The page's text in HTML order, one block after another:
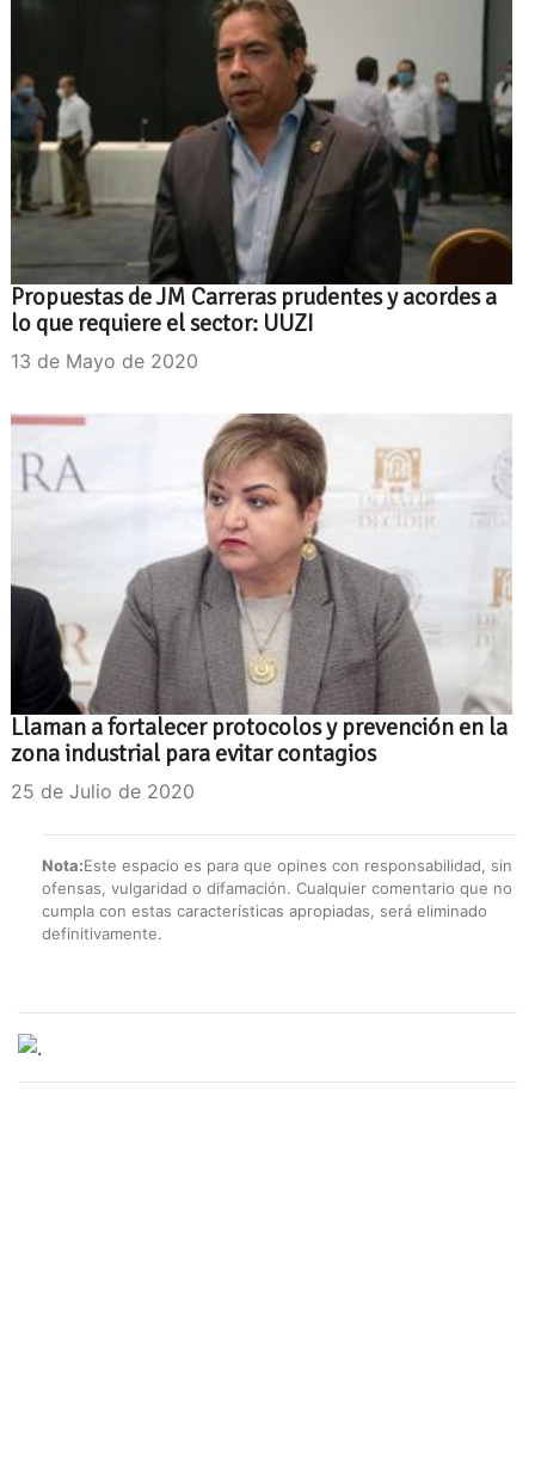
Propuestas de JM Carreras prudentes y acordes a
lo que requiere el sector: UUZI
13 de Mayo de 2020
Llaman a fortalecer protocolos y prevención en la
zona industrial para evitar contagios
25 de Julio de 2020
Nota:Este espacio es para que opines con responsabilidad, sin
ofensas, vulgaridad o difamación. Cualquier comentario que no
cumpla con estas características apropiadas, será eliminado
definitivamente.